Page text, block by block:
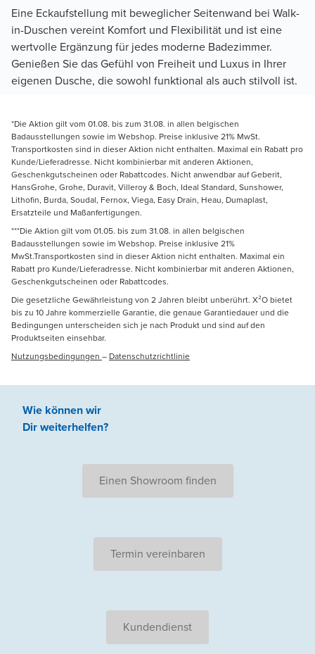
Eine Eckaufstellung mit beweglicher Seitenwand bei Walk-
in-Duschen vereint Komfort und Flexibilität und ist eine
wertvolle Ergänzung für jedes moderne Badezimmer.
Genießen Sie das Gefühl von Freiheit und Luxus in Ihrer
eigenen Dusche, die sowohl funktional als auch stilvoll ist.
*Die Aktion gilt vom 01.08. bis zum 31.08. in allen belgischen
Badausstellungen sowie im Webshop. Preise inklusive 21% MwSt.
Transportkosten sind in dieser Aktion nicht enthalten. Maximal ein Rabatt pro
Kunde/Lieferadresse. Nicht kombinierbar mit anderen Aktionen,
Geschenkgutscheinen oder Rabattcodes. Nicht anwendbar auf Geberit,
HansGrohe, Grohe, Duravit, Villeroy & Boch, Ideal Standard, Sunshower,
Lithofin, Burda, Soudal, Fernox, Viega, Easy Drain, Heau, Dumaplast,
Ersatzteile und Maßanfertigungen.
***Die Aktion gilt vom 01.05. bis zum 31.08. in allen belgischen
Badausstellungen sowie im Webshop. Preise inklusive 21%
MwSt.Transportkosten sind in dieser Aktion nicht enthalten. Maximal ein
Rabatt pro Kunde/Lieferadresse. Nicht kombinierbar mit anderen Aktionen,
Geschenkgutscheinen oder Rabattcodes.
Die gesetzliche Gewährleistung von 2 Jahren bleibt unberührt. X²O bietet
bis zu 10 Jahre kommerzielle Garantie, die genaue Garantiedauer und die
Bedingungen unterscheiden sich je nach Produkt und sind auf den
Produktseiten einsehbar.
Nutzungsbedingungen – Datenschutzrichtlinie
Wie können wir
Dir weiterhelfen?
Einen Showroom finden
Termin vereinbaren
Kundendienst